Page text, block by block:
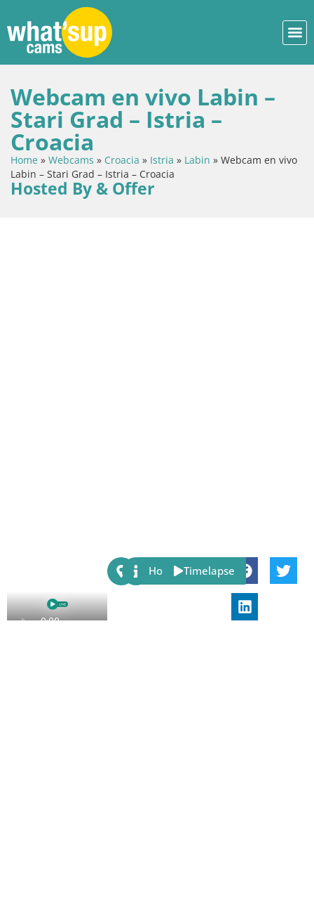
Webcam en vivo Labin –
Stari Grad – Istria –
Croacia
Home » Webcams » Croacia » Istria » Labin » Webcam en vivo
Labin – Stari Grad – Istria – Croacia
Hosted By & Offer
Share:
Host Timelapse